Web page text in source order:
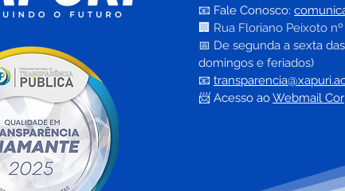
📧 Fale Conosco:
🏢 Rua Floriano Peixoto
📅 De segunda a sexta
domingos e feriados)
📧
📨 Acesso ao Webmail